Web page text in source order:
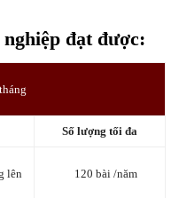
đạt được:
Số lượng tối đa
lên
120 bài /năm